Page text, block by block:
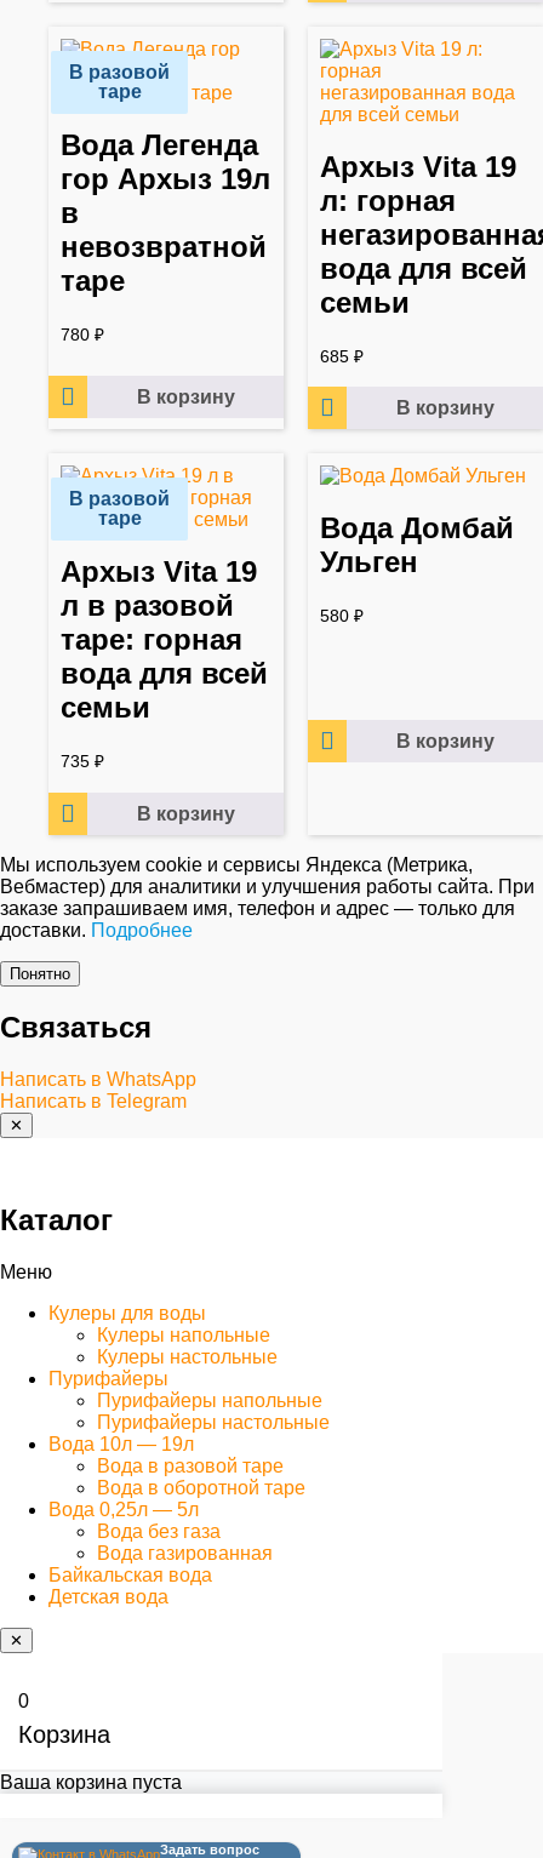
В разовой
таре
Вода Легенда
гор Архыз 19л
в
невозвратной
таре
780 ₽
В корзину
Архыз Vita 19
л: горная
вода для всей
семьи
685 ₽
В корзину
В разовой
таре
Архыз Vita 19
л в разовой
таре: горная
вода для всей
семьи
735 ₽
В корзину
Вода Домбай
Ульген
580 ₽
В корзину
Мы используем cookie и сервисы Яндекса (Метрика,
Вебмастер) для аналитики и улучшения работы сайта. При
заказе запрашиваем имя, телефон и адрес — только для
доставки. Подробнее
Понятно
Задать вопрос
Связаться
Написать в WhatsApp
Написать в Telegram
✕
Каталог
Меню
Кулеры для воды
Кулеры напольные
Кулеры настольные
Пурифайеры
Пурифайеры напольные
Пурифайеры настольные
Вода 10л — 19л
Вода в разовой таре
Вода в оборотной таре
Вода 0,25л — 5л
Вода без газа
Вода газированная
Байкальская вода
Детская вода
✕
0
Корзина
Ваша корзина пуста